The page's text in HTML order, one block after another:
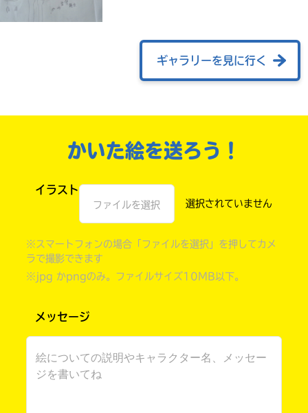
みんなの絵が
ギャラリーを見に行く
かいた絵を送ろう！
イラスト
ファイルを選択
※スマートフォンの場合「ファイルを選択」を押してカメ
ラで撮影できます
※jpg かpngのみ。ファイルサイズ10MB以下。
メッセージ